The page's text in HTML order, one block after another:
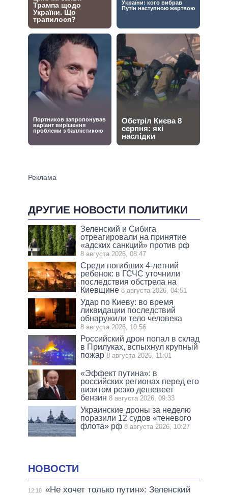
ДРУГИЕ НОВОСТИ ПОЛИТИКИ
Зеленский и Сибига
отреагировали на принятие
«адских санкций» против рф
8 августа 2026, 08:47
Среди погибших 4-летний
ребенок: в ГСЧС уточнили
последствия обстрела на
Киевщине 8 августа 2026, 04:51
Удар по Киеву: во время
ликвидации последствий
обнаружили тело человека
8 августа 2026, 10:56
Российский дрон попал в склад
в Прилуках, вспыхнул крупный
пожар 8 августа 2026, 11:01
«Эффект путина»: в
российских регионах перед его
визитом резко дешевеет
бензин 8 августа 2026, 09:33
Украинские дроны за неделю
поразили 12 судов «теневого
флота» рф 8 августа 2026, 10:27
НОВОСТИ
12:10 «Не хочет только путин»: Зеленский